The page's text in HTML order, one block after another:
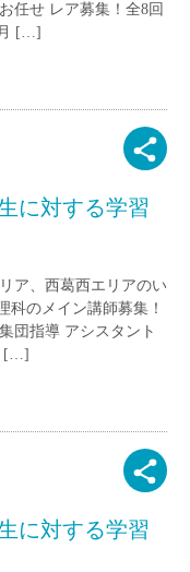
任せ レア募集！全8回
[…]
に対する学習
ア、西葛西エリアのい
科のメイン講師募集！
団指導 アシスタント
[…]
に対する学習